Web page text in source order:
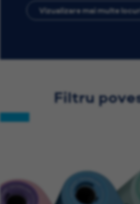
Vizualizare mai multe
Filtru